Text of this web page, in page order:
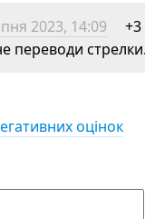
2023, 14:09
+3
переводи стрелки.
оцінок